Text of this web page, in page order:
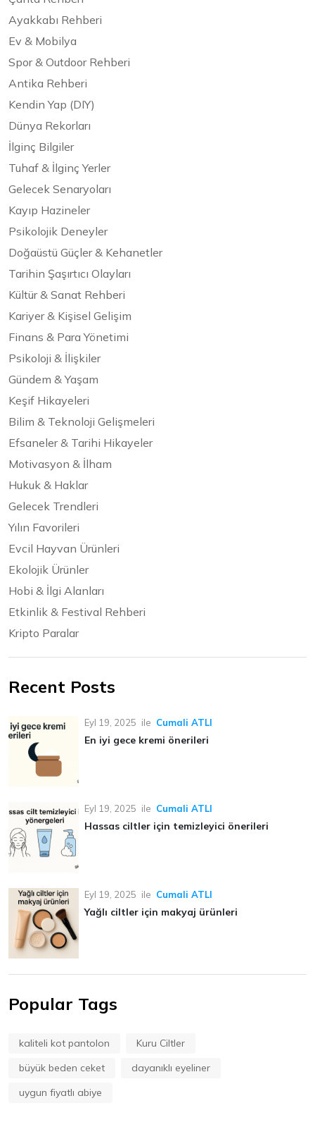
Ayakkabı Rehberi
Ev & Mobilya
Spor & Outdoor Rehberi
Antika Rehberi
Kendin Yap (DIY)
Dünya Rekorları
İlginç Bilgiler
Tuhaf & İlginç Yerler
Gelecek Senaryoları
Kayıp Hazineler
Psikolojik Deneyler
Doğaüstü Güçler & Kehanetler
Tarihin Şaşırtıcı Olayları
Kültür & Sanat Rehberi
Kariyer & Kişisel Gelişim
Finans & Para Yönetimi
Psikoloji & İlişkiler
Gündem & Yaşam
Keşif Hikayeleri
Bilim & Teknoloji Gelişmeleri
Efsaneler & Tarihi Hikayeler
Motivasyon & İlham
Hukuk & Haklar
Gelecek Trendleri
Yılın Favorileri
Evcil Hayvan Ürünleri
Ekolojik Ürünler
Hobi & İlgi Alanları
Etkinlik & Festival Rehberi
Kripto Paralar
Recent Posts
Eyl 19, 2025 ile Cumali ATLI
En iyi gece kremi önerileri
Eyl 19, 2025 ile Cumali ATLI
Hassas ciltler için temizleyici önerileri
Eyl 19, 2025 ile Cumali ATLI
Yağlı ciltler için makyaj ürünleri
Popular Tags
kaliteli kot pantolon
Kuru Ciltler
büyük beden ceket
dayanıklı eyeliner
uygun fiyatlı abiye